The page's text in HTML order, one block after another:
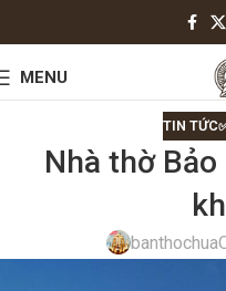
MENU
TIN
Nhà thờ Bảo
banthochua